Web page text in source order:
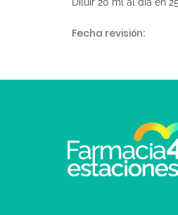
Fecha revisión: